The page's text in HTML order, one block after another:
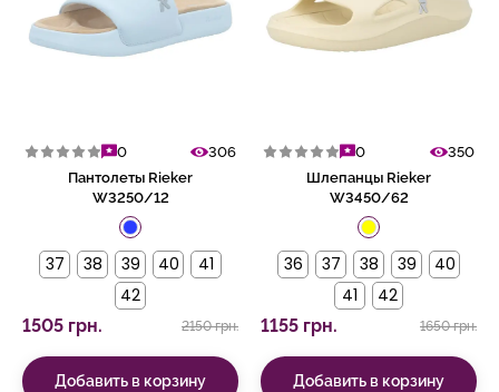
0
306
Пантолеты Rieker
W3250/12
37 38 39 40
41
42
1505 грн. 2150 грн.
Добавить в корзину
0
350
Шлепанцы Rieker
W3450/62
36 37 38 39
40
41
42
1155 грн. 1650 грн.
Добавить в корзину